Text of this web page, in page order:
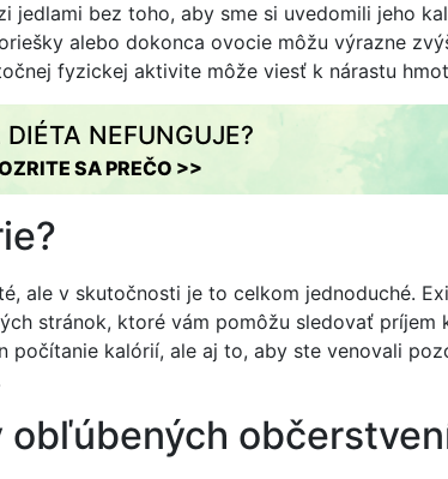
jedlami bez toho, aby sme si uvedomili jeho
alebo dokonca ovocie môžu výrazne
fyzickej aktivite môže viesť k nárastu
DIÉTA NEFUNGUJE?
SA PREČO >>
ale v skutočnosti je to celkom jednoduché.
stránok, ktoré vám pomôžu sledovať príjem
počítanie kalórií, ale aj to, aby ste venovali
obľúbených